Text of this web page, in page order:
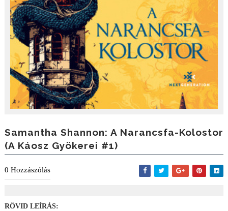
Samantha Shannon: A Narancsfa-Kolostor
(A Káosz Gyökerei #1)
0 Hozzászólás
RÖVID LEÍRÁS: